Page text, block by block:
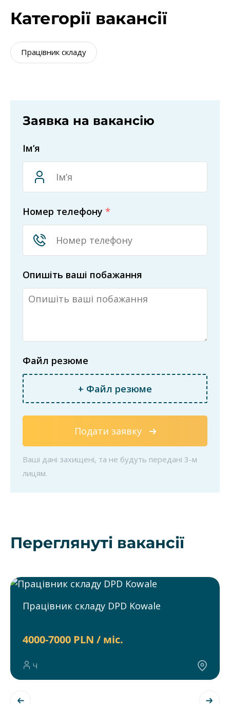
Категорії вакансії
Працівник складу
Заявка на вакансію
Ім’я
Номер телефону *
Опишіть ваші побажання
Файл резюме
+ Файл резюме
Подати заявку
Ваші дані захищені, та не будуть передані 3-м
лицям.
Переглянуті вакансії
Працівник складу DPD Kowale
4000-7000 PLN / міс.
Ч